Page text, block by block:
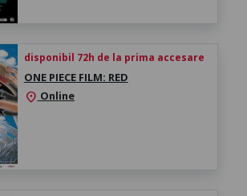
disponibil 72h de la prima accesare
ONE PIECE FILM: RED
location_on Online